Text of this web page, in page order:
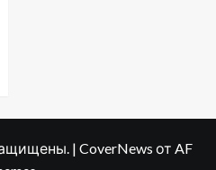
| CoverNews от AF